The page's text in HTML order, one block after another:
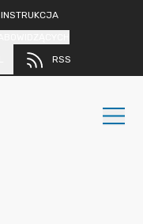
INSTRUKCJA
RSS